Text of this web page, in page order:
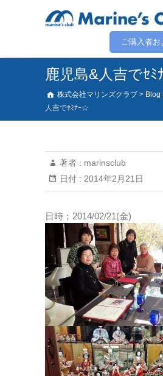
ご購入者お
鹿児島&人吉でｾ
株式会社マリンズクラブ > Blog
人吉でｾﾐﾅｰ☆
著者 : marinsclub
日付 : 2014年2月21日
日時；2014/02/21(金)